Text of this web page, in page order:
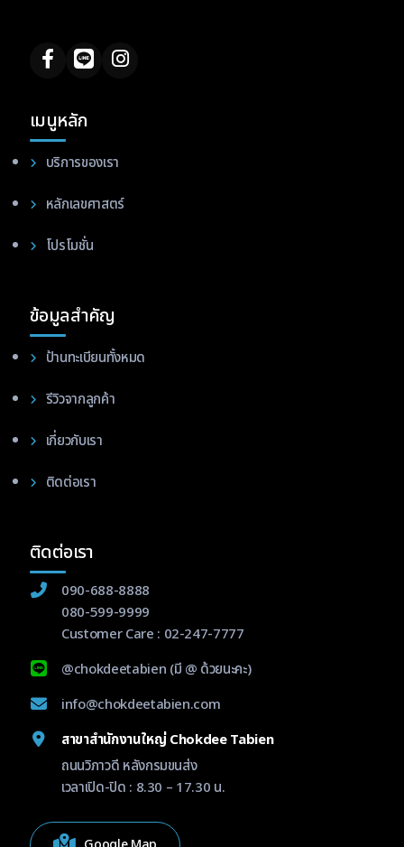
เมนูหลัก
บริการของเรา
หลักเลขศาสตร์
โปรโมชั่น
ข้อมูลสำคัญ
ป้านทะเบียนทั้งหมด
รีวิวจากลูกค้า
เกี่ยวกับเรา
ติดต่อเรา
ติดต่อเรา
090-688-8888
080-599-9999
Customer Care : 02-247-7777
@chokdeetabien (มี @ ด้วยนะคะ)
info@chokdeetabien.com
สาขาสำนักงานใหญ่ Chokdee Tabien
ถนนวิภาวดี หลังกรมขนส่ง
เวลาเปิด-ปิด : 8.30 – 17.30 น.